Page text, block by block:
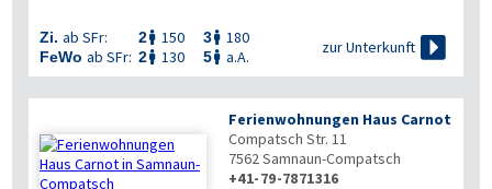
Zi. ab SFr: 2 150 3 180
FeWo ab SFr: 2 130 5 a.A.
zur Unterkunft 
Ferienwohnungen Haus Carnot
Compatsch Str. 11
7562Samnaun-Compatsch
+41-79-7871316